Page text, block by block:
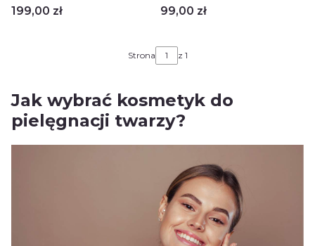
Cena
199,00 zł Cena
99,00 zł
Strona z 1
Jak wybrać kosmetyk do
pielęgnacji twarzy?